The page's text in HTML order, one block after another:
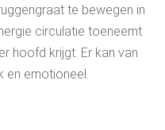
te bewegen in
circulatie toeneemt
hoofd krijgt. Er kan van
en emotioneel.